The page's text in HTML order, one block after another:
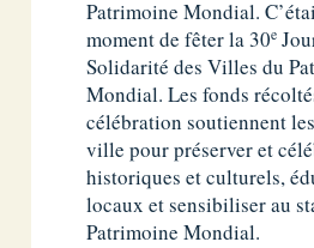
Patrimoine Mondial.
moment de fêter la 30e
Solidarité des Villes du
Mondial. Les fonds
célébration soutiennent
ville pour préserver et
historiques et culturels,
locaux et sensibiliser au
Patrimoine Mondial.